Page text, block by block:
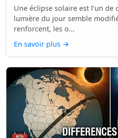
Une éclipse solaire est l’un de
lumière du jour semble
renforcent, les o...
En savoir plus →